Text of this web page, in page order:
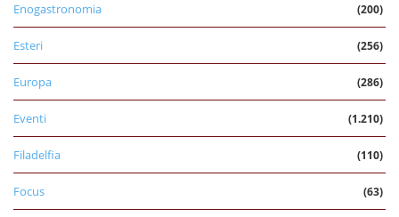
Enogastronomia (200)
Esteri (256)
Europa (286)
Eventi (1.210)
Filadelfia (110)
Focus (63)